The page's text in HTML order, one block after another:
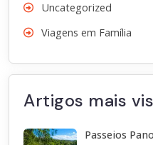
Uncategorized
Viagens em Família
Artigos mais
Passeios